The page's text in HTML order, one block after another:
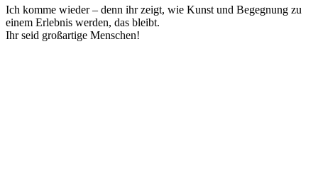
Ich komme wieder – denn ihr zeigt, wie Kunst und Begegnung zu
einem Erlebnis werden, das bleibt.
Ihr seid großartige Menschen!